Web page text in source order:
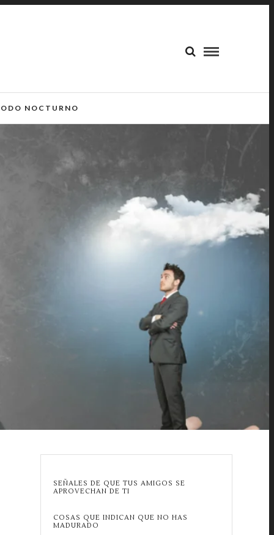
NOCTURNO
SEÑALES DE QUE TUS AMIGOS SE
APROVECHAN DE TI
COSAS QUE INDICAN QUE NO HAS
MADURADO